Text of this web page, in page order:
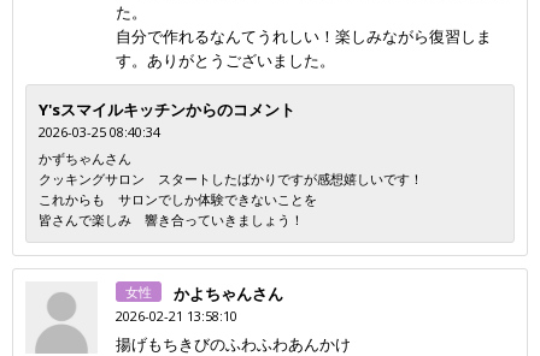
た。
自分で作れるなんてうれしい！楽しみながら復習しま
す。ありがとうございました。
Y'sスマイルキッチンからのコメント
2026-03-25 08:40:34
かずちゃんさん
クッキングサロン スタートしたばかりですが感想嬉しいです！
これからも サロンでしか体験できないことを
皆さんで楽しみ 響き合っていきましょう！
女性 かよちゃんさん
2026-02-21 13:58:10
揚げもちきびのふわふわあんかけ